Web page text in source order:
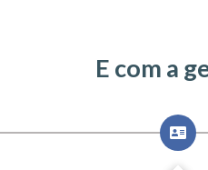
E com a